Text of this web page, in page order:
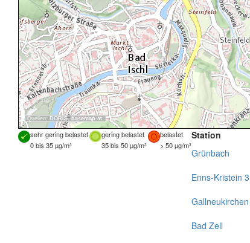
Quellen: DORIS, basemap.at
sehr gering belastet gering belastet
belastet
0 bis 35 µg/m³
35 bis 50 µg/m³ > 50 µg/m³
Station
Grünbach
Enns-Kristein 3
Bad Zell